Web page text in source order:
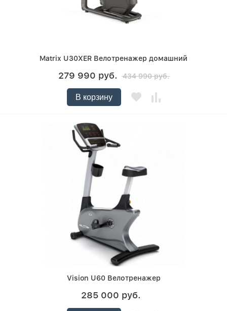
Matrix U30XER Велотренажер домашний
279 990 руб. 434 990 руб.
В корзину
Vision U60 Велотренажер
285 000 руб.